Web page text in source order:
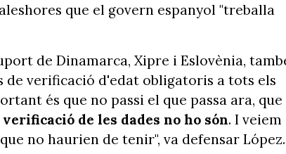
que el govern espanyol "treballa
de Dinamarca, Xipre i Eslovènia,
de verificació d'edat obligatoris a tots els
és que no passi el que passa ara, que
de les dades no ho són. I veiem
no haurien de tenir", va defensar López.